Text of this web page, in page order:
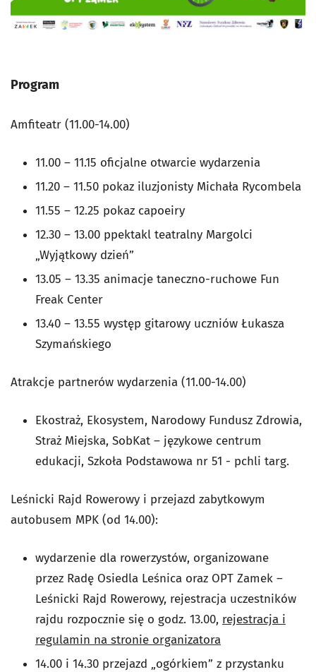
Program
Amfiteatr (11.00-14.00)
11.00 – 11.15 oficjalne otwarcie wydarzenia
11.20 – 11.50 pokaz iluzjonisty Michała Rycombela
11.55 – 12.25 pokaz capoeiry
12.30 – 13.00 ppektakl teatralny Margolci
„Wyjątkowy dzień”
13.05 – 13.35 animacje taneczno-ruchowe Fun
Freak Center
13.40 – 13.55 występ gitarowy uczniów Łukasza
Szymańskiego
Atrakcje partnerów wydarzenia (11.00-14.00)
Ekostraż, Ekosystem, Narodowy Fundusz Zdrowia,
Straż Miejska, SobKat – językowe centrum
edukacji, Szkoła Podstawowa nr 51 - pchli targ.
Leśnicki Rajd Rowerowy i przejazd zabytkowym
autobusem MPK (od 14.00):
wydarzenie dla rowerzystów, organizowane
przez Radę Osiedla Leśnica oraz OPT Zamek –
Leśnicki Rajd Rowerowy, rejestracja uczestników
rajdu rozpocznie się o godz. 13.00, rejestracja i
regulamin na stronie organizatora
14.00 i 14.30 przejazd „ogórkiem” z przystanku